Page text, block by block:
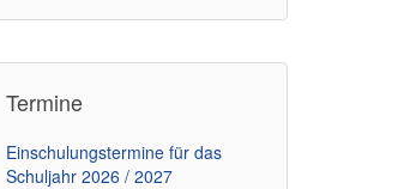
Termine
Einschulungstermine für das
Schuljahr 2026 / 2027